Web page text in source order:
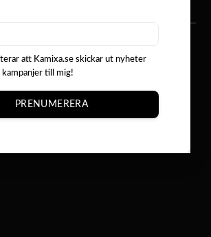
att Kamixa.se skickar ut nyheter
kampanjer till mig!
PRENUMERERA
kan
väljas
på
produktsidan
kan